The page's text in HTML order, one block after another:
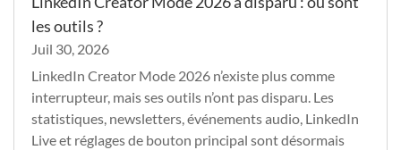
les outils ?
Juil 30, 2026
LinkedIn Creator Mode 2026 n’existe plus comme
interrupteur, mais ses outils n’ont pas disparu. Les
statistiques, newsletters, événements audio, LinkedIn
Live et réglages de bouton principal sont désormais